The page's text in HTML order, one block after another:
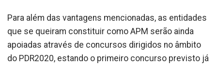
Para além das vantagens mencionadas, as entidades
que se queiram constituir como APM serão ainda
apoiadas através de concursos dirigidos no âmbito
do PDR2020, estando o primeiro concurso previsto já